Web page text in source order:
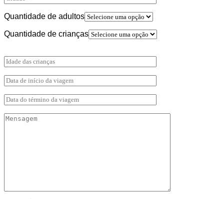
Quantidade de adultos
Quantidade de crianças